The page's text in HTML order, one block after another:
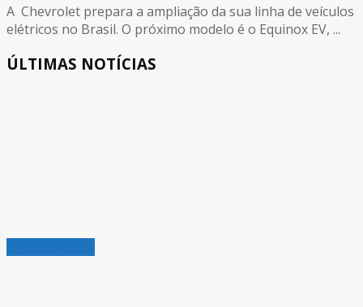
A Chevrolet prepara a ampliação da sua linha de veículos
elétricos no Brasil. O próximo modelo é o Equinox EV, ...
ÚLTIMAS NOTÍCIAS